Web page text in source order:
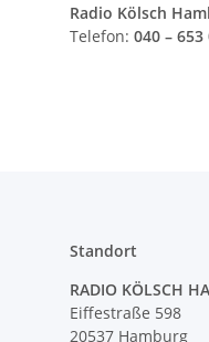
Radio Kölsch
Telefon: 040 – 653
Standort
RADIO KÖLSCH
Eiffestraße 598
20537 Hamburg